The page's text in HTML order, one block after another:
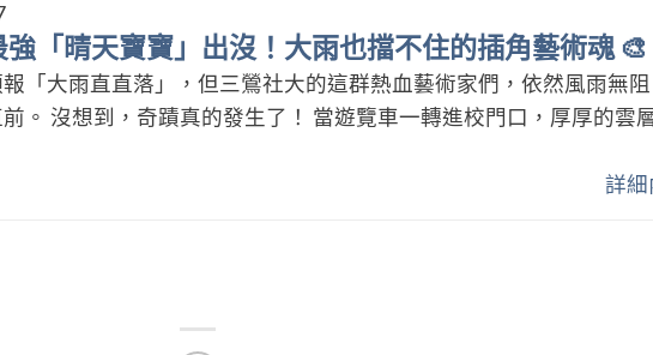
「晴天寶寶」出沒！大雨也擋不住的插角藝術魂 🎨
「大雨直直落」，但三鶯社大的這群熱血藝術家們，依然風雨無
。 沒想到，奇蹟真的發生了！ 當遊覽車一轉進校門口，厚厚的雲
詳細